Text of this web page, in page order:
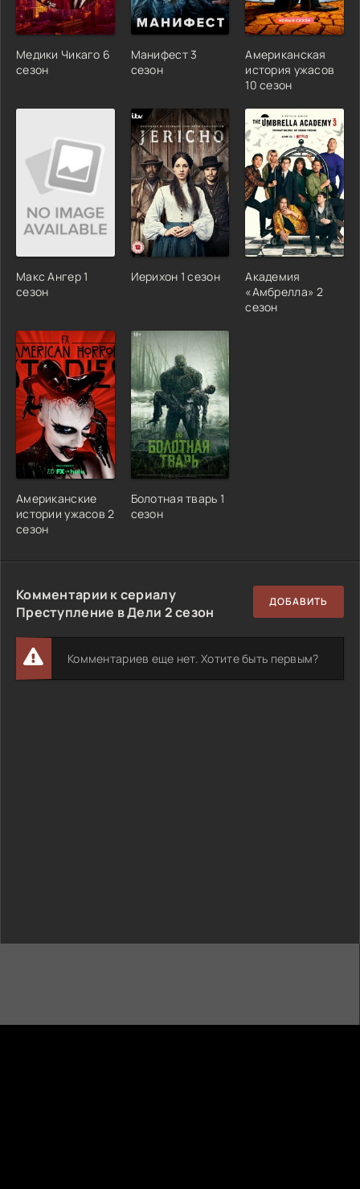
Медики Чикаго 6
сезон
Манифест 3
сезон
Американская
история ужасов
10 сезон
Макс Ангер 1
сезон
Иерихон 1 сезон
Академия
«Амбрелла» 2
сезон
Американские
истории ужасов 2
сезон
Болотная тварь 1
сезон
Комментарии к сериалу
Преступление в Дели 2 сезон
ДОБАВИТЬ
Комментариев еще нет. Хотите быть первым?